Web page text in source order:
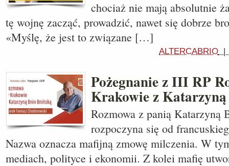
chociaż nie mają absolutnie
tę wojnę zacząć, prowadzić, nawet się dobrze
«Myślę, że jest to związane […]
ALTERCABRIO
Pożegnanie z III RP
Krakowie z
Rozmowa z panią Katarzyną
rozpoczyna się od
Nazwa oznacza mafijną zmowę milczenia. W
mediach, polityce i ekonomii. Z kolei mafię